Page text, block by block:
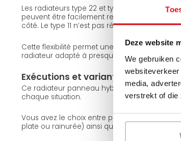
Deze website
We gebruiken
media,
verstrekt of die
Les radiateurs type 22 et type 33 sont
peuvent être facilement retournés,
côté. Le type 11 n’est pas réversible.
Cette flexibilité permet une installation simple
radiateur adapté à presque toutes les
Exécutions et variantes
Ce radiateur panneau hybride est disponible
chaque situation.
Vous avez le choix entre plusieurs types (11,
plate ou rainurée) ainsi que les couleurs blanc